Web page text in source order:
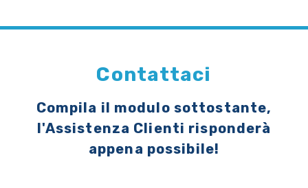
Contattaci
Compila il modulo sottostante,
l'Assistenza Clienti risponderà
appena possibile!